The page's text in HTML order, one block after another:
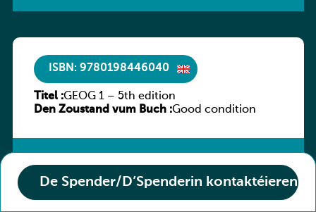
De Spender/D’Spenderin kontaktéieren
ISBN: 9780198446040
Titel :GEOG 1 – 5th edition
Den Zoustand vum Buch :Good condition